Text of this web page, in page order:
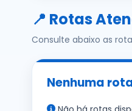
📍 Rotas
Consulte abaixo as
Nenhuma